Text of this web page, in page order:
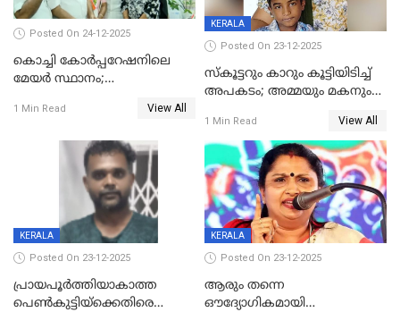
Posted On 24-12-2025
കൊച്ചി കോര്‍പ്പറേഷനിലെ
മേയര്‍ സ്ഥാനം;
രൂക്ഷം
1 Min Read View All
KERALA
Posted On 23-12-2025
സ്കൂട്ടറും കാറും കൂട്ടിയിടിച്ച്
അപകടം; അമ്മയും മകനും
ഗുരുതരാവസ്ഥയിൽ
1 Min Read View All
KERALA
Posted On 23-12-2025
പ്രായപൂർത്തിയാകാത്ത
പെൺകുട്ടിയ്ക്കെതിരെ
KERALA
Posted On 23-12-2025
ആരും തന്നെ
ഔദ്യോഗികമായി